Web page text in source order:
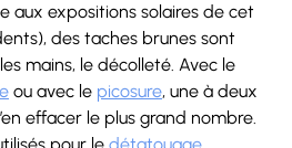
aux expositions solaires de cet
des taches brunes sont
mains, le décolleté. Avec le
ou avec le picosure, une à deux
effacer le plus grand nombre.